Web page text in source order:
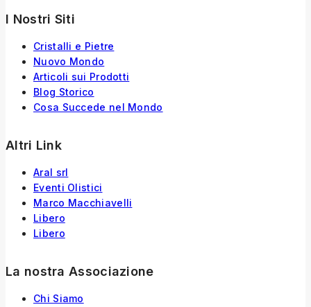
I Nostri Siti
Cristalli e Pietre
Nuovo Mondo
Articoli sui Prodotti
Blog Storico
Cosa Succede nel Mondo
Altri Link
Aral srl
Eventi Olistici
Marco Macchiavelli
Libero
Libero
La nostra Associazione
Chi Siamo